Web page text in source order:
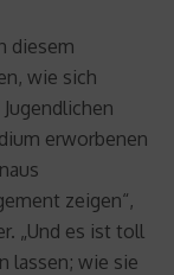
diesem
wie sich
erworbenen
zeigen“,
„Und es ist toll
lassen; wie sie